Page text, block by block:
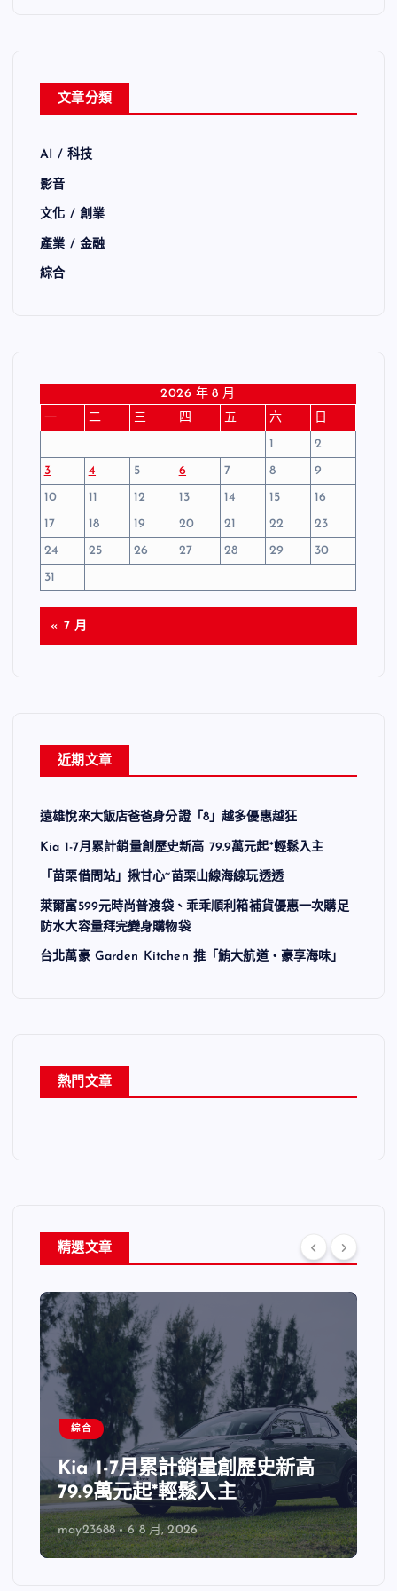
文章分類
AI / 科技
影音
文化 / 創業
產業 / 金融
綜合
2026 年 8 月
一
二 三 四 五 六
日
1
2
3
4 5 6 7 8
9
10
11 12 13 14 15
16
17
18 19 20 21 22
23
24
25 26 27 28 29
30
31
« 7 月
近期文章
遠雄悅來大飯店爸爸身分證「8」越多優惠越狂
Kia 1-7月累計銷量創歷史新高 79.9萬元起*輕鬆入主
「苗栗借問站」揪甘心~苗栗山線海線玩透透
萊爾富599元時尚普渡袋、乖乖順利箱補貨優惠一次購足
防水大容量拜完變身購物袋
台北萬豪 Garden Kitchen 推「鮪大航道・豪享海味」
熱門文章
精選文章
綜合
Kia 1-7月累計銷量創歷史新高
79.9萬元起*輕鬆入主
may23688 6 8 月, 2026